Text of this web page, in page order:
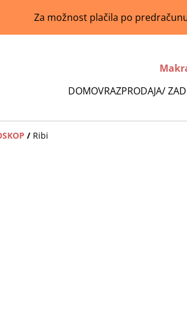
Za možnost plačila po
DOMOVRAZPRODAJA/
/ Ribi